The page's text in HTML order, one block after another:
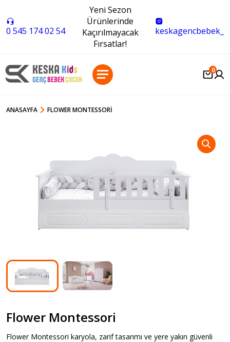
0 545 174 02 54
Yeni Sezon
Ürünlerinde
Kaçırılmayacak
Fırsatlar!
keskagencbebek_
0
ANASAYFA FLOWER MONTESSORI
Flower Montessori
Flower Montessori karyola, zarif tasarımı ve yere yakın güvenli